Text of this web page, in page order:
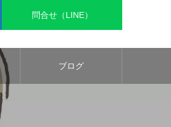
問合せ（LINE）
ブログ